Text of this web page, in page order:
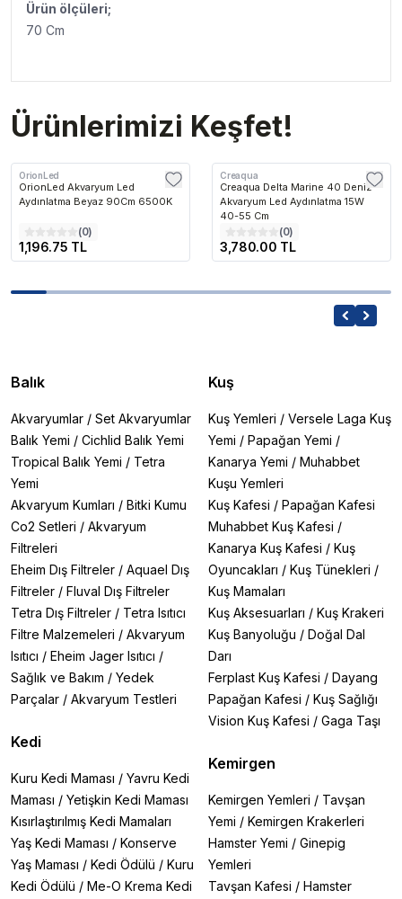
Ürün ölçüleri;
70 Cm
Ürünlerimizi Keşfet!
OrionLed
OrionLed Akvaryum Led
Aydınlatma Beyaz 90Cm 6500K
(0)
1,196.75 TL
Creaqua
Creaqua Delta Marine 40 Deniz
Akvaryum Led Aydınlatma 15W
40-55 Cm
(0)
3,780.00 TL
Balık
Akvaryumlar / Set Akvaryumlar
Balık Yemi / Cichlid Balık Yemi
Tropical Balık Yemi / Tetra
Yemi
Akvaryum Kumları / Bitki Kumu
Co2 Setleri / Akvaryum
Filtreleri
Eheim Dış Filtreler / Aquael Dış
Filtreler / Fluval Dış Filtreler
Tetra Dış Filtreler / Tetra Isıtıcı
Filtre Malzemeleri / Akvaryum
Isıtıcı / Eheim Jager Isıtıcı /
Sağlık ve Bakım / Yedek
Parçalar / Akvaryum Testleri
Kedi
Kuru Kedi Maması / Yavru Kedi
Maması / Yetişkin Kedi Maması
Kısırlaştırılmış Kedi Mamaları
Yaş Kedi Maması / Konserve
Yaş Maması / Kedi Ödülü / Kuru
Kedi Ödülü / Me-O Krema Kedi
Kuş
Kuş Yemleri / Versele Laga Kuş
Yemi / Papağan Yemi /
Kanarya Yemi / Muhabbet
Kuşu Yemleri
Kuş Kafesi / Papağan Kafesi
Muhabbet Kuş Kafesi /
Kanarya Kuş Kafesi / Kuş
Oyuncakları / Kuş Tünekleri /
Kuş Mamaları
Kuş Aksesuarları / Kuş Krakeri
Kuş Banyoluğu / Doğal Dal
Darı
Ferplast Kuş Kafesi / Dayang
Papağan Kafesi / Kuş Sağlığı
Vision Kuş Kafesi / Gaga Taşı
Kemirgen
Kemirgen Yemleri / Tavşan
Yemi / Kemirgen Krakerleri
Hamster Yemi / Ginepig
Yemleri
Tavşan Kafesi / Hamster